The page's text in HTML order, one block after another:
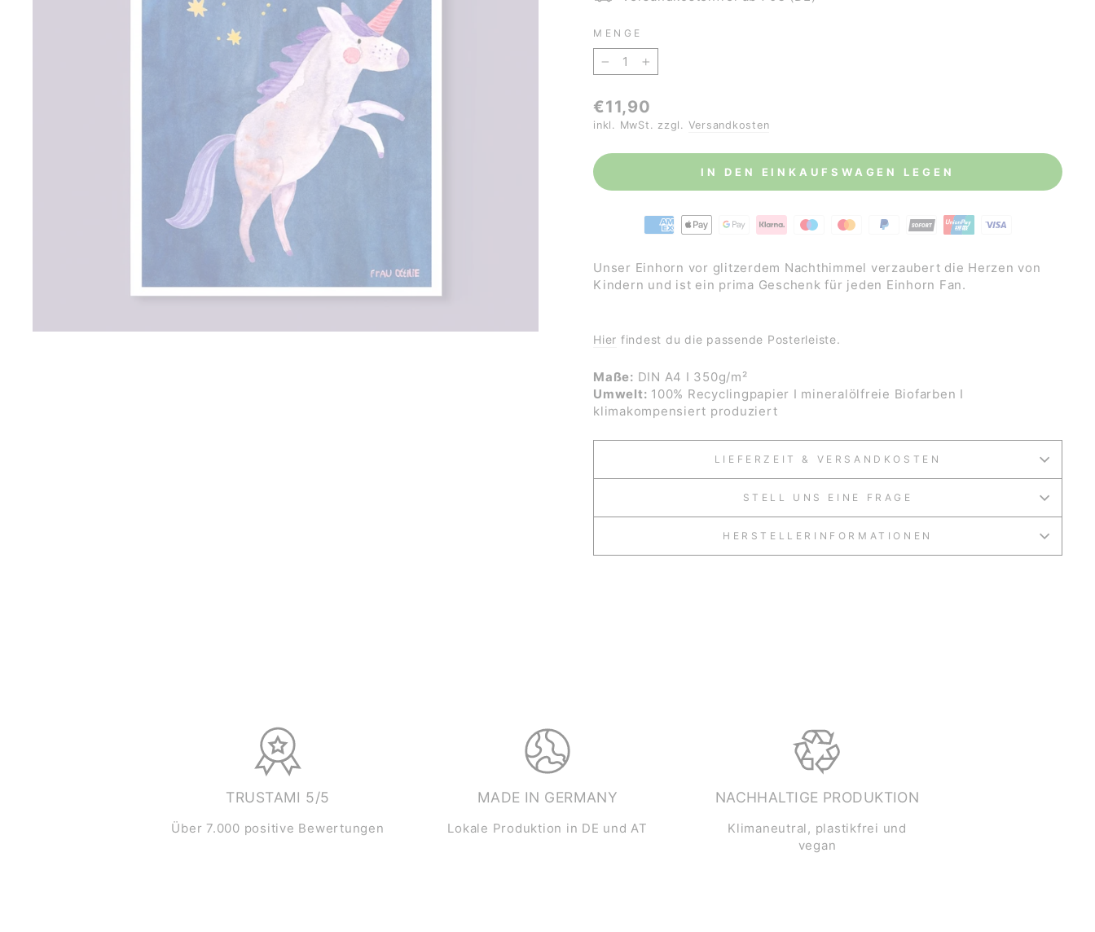
MENGE
− +
Normaler
Preis
€11,90
inkl. MwSt. zzgl. Versandkosten
IN DEN EINKAUFSWAGEN LEGEN
Unser Einhorn vor glitzerdem Nachthimmel verzaubert die Herzen von
Kindern und ist ein prima Geschenk für jeden Einhorn Fan.
Hier findest du die passende Posterleiste.
Maße: DIN A4 I 350g/m²
Umwelt: 100% Recyclingpapier I mineralölfreie Biofarben I
klimakompensiert produziert
LIEFERZEIT & VERSANDKOSTEN
STELL UNS EINE FRAGE
HERSTELLERINFORMATIONEN
TRUSTAMI 5/5
Über 7.000 positive Bewertungen
MADE IN GERMANY
Lokale Produktion in DE und AT
NACHHALTIGE PRODUKTION
Klimaneutral, plastikfrei und
vegan